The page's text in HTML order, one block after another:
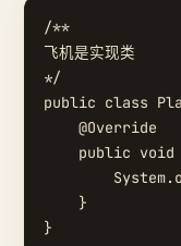
/**
飞机是实现类
*/
public class
    @Override
public void
    }